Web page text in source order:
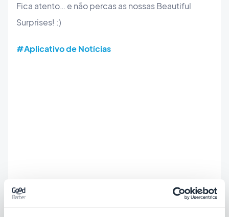
Fica atento… e não percas as nossas Beautiful
Surprises! :)
#Aplicativo de Notícias